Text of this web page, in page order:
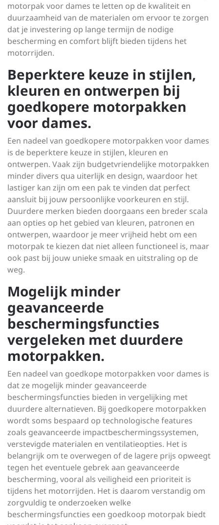
motorpak voor dames te letten op de kwaliteit en
duurzaamheid van de materialen om ervoor te zorgen
dat je investering op lange termijn de nodige
bescherming en comfort blijft bieden tijdens het
motorrijden.
Beperktere keuze in stijlen,
kleuren en ontwerpen bij
goedkopere motorpakken
voor dames.
Een nadeel van goedkopere motorpakken voor dames
is de beperktere keuze in stijlen, kleuren en
ontwerpen. Vaak zijn budgetvriendelijke motorpakken
minder divers qua uiterlijk en design, waardoor het
lastiger kan zijn om een pak te vinden dat perfect
aansluit bij jouw persoonlijke voorkeuren en stijl.
Duurdere merken bieden doorgaans een breder scala
aan opties op het gebied van kleuren, patronen en
ontwerpen, waardoor je meer vrijheid hebt om een
motorpak te kiezen dat niet alleen functioneel is, maar
ook past bij jouw unieke smaak en uitstraling op de
weg.
Mogelijk minder
geavanceerde
beschermingsfuncties
vergeleken met duurdere
motorpakken.
Een nadeel van goedkope motorpakken voor dames is
dat ze mogelijk minder geavanceerde
beschermingsfuncties bieden in vergelijking met
duurdere alternatieven. Bij goedkopere motorpakken
wordt soms bespaard op technologische features
zoals geavanceerde impactbeschermingssystemen,
verstevigde materialen en ventilatieopties. Het is
belangrijk om te overwegen of de lagere prijs opweegt
tegen het eventuele gebrek aan geavanceerde
bescherming, vooral als veiligheid een prioriteit is
tijdens het motorrijden. Het is daarom verstandig om
zorgvuldig te onderzoeken welke
beschermingsfuncties een goedkoop motorpak biedt